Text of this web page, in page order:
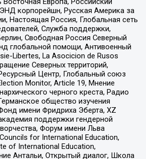
корпорейшн, Русская Америка за
Настоящая Россия, Глобальная сеть
Служба поддержки,
Свободная Россия Северный
глобальной помощи, Антивоенный
Libertes, La Asocicion de Rusos
Северных территорий,
Центр, Глобальный союз
Monitor, Article 19, Мнение
черного креста, Радио
общество изучения
имени Фридриха Эберта, XZ
поддержки гендерной
Форум имени Льва
for International Education,
of International Education,
Антальи, Открытый диалог, Школа